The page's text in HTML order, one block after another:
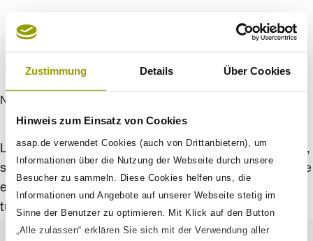
Zustimmung Details Über Cookies
Hinweis zum Einsatz von Cookies
asap.de verwendet Cookies (auch von Drittanbietern), um
Informationen über die Nutzung der Webseite durch unsere
Besucher zu sammeln. Diese Cookies helfen uns, die
Informationen und Angebote auf unserer Webseite stetig im
Sinne der Benutzer zu optimieren. Mit Klick auf den Button
„Alle zulassen“ erklären Sie sich mit der Verwendung aller
New aproach
Lorem ipsum dolors sit amet, cons ectetur adipisci elit,
sed do eiusmod tempor inc ididunt ut labores et dolore
ercit ati on ull amco laboris nisi ut aliqui. Dui aute irur
tu dolo end erit in volup tate velit ese.